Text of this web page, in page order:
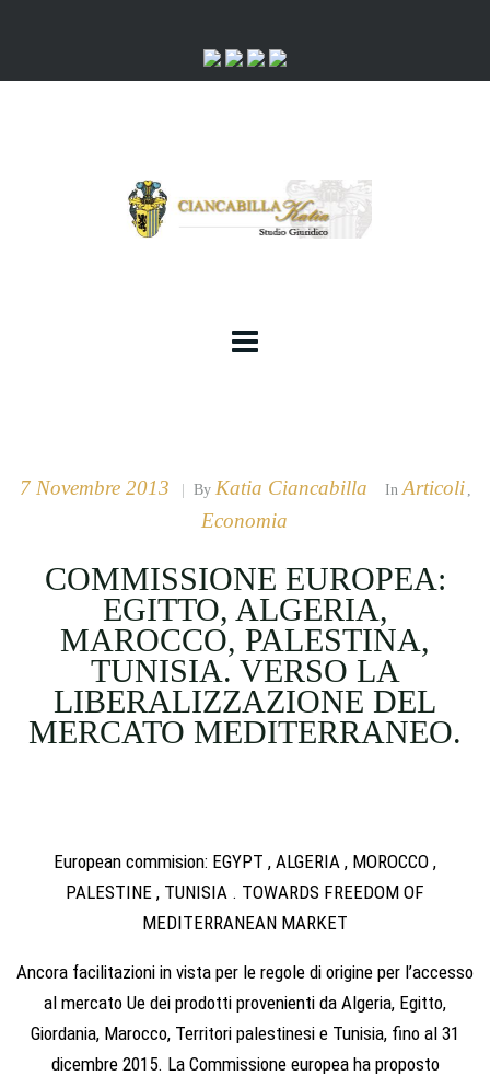
7 Novembre 2013 By Katia Ciancabilla InArticoli ,
Economia
COMMISSIONE EUROPEA:
EGITTO, ALGERIA,
MAROCCO, PALESTINA,
TUNISIA. VERSO LA
LIBERALIZZAZIONE DEL
MERCATO MEDITERRANEO.
European commision: EGYPT , ALGERIA , MOROCCO ,
PALESTINE , TUNISIA . TOWARDS FREEDOM OF
MEDITERRANEAN MARKET
Ancora facilitazioni in vista per le regole di origine per l’accesso
al mercato Ue dei prodotti provenienti da Algeria, Egitto,
Giordania, Marocco, Territori palestinesi e Tunisia, fino al 31
dicembre 2015. La Commissione europea ha proposto